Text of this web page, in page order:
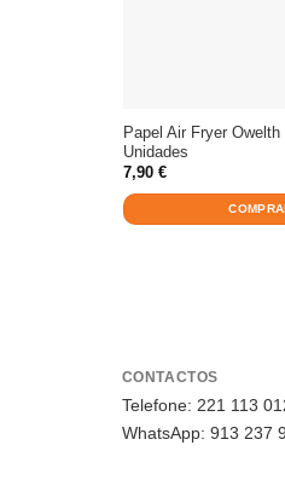
Papel Air Fryer
Unidades
7,90 €
CONTACTOS
Telefone: 221 113
WhatsApp: 913 237